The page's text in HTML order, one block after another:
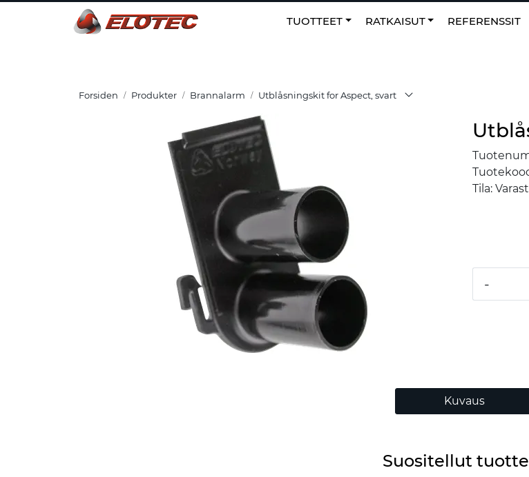
Skip to main content
TUOTTEET RATKAISUT REFERENSSIT
Forsiden Produkter Brannalarm Utblåsningskit for Aspect, svart
Tila:
-
Kuvaus
Suositellut